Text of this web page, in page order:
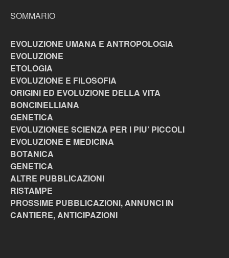
SOMMARIO
EVOLUZIONE UMANA E ANTROPOLOGIA
EVOLUZIONE
ETOLOGIA
EVOLUZIONE E FILOSOFIA
ORIGINI ED EVOLUZIONE DELLA VITA
BONCINELLIANA
GENETICA
EVOLUZIONEE SCIENZA PER I PIU’ PICCOLI
EVOLUZIONE E MEDICINA
BOTANICA
GENETICA
ALTRE PUBBLICAZIONI
RISTAMPE
PROSSIME PUBBLICAZIONI, ANNUNCI IN
CANTIERE, ANTICIPAZIONI